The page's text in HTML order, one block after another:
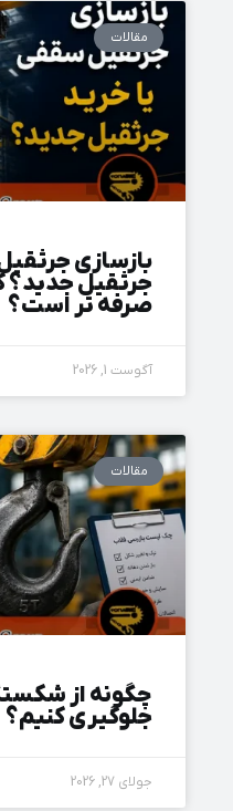
مقالات
بازسازی
جرثقیل جدید؟
صرفه‌ تر است؟
آگوست 1, 2026
مقالات
چگونه از
جلوگیری کنیم؟
جولای 27, 2026